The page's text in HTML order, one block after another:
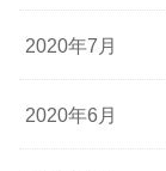
2020年7月
2020年6月